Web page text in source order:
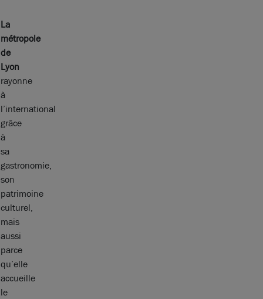
La
métropole
de
Lyon
rayonne
à
l’international
grâce
à
sa
gastronomie,
son
patrimoine
culturel,
mais
aussi
parce
qu’elle
accueille
le